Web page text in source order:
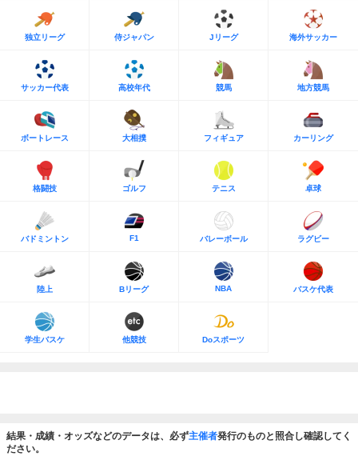
独立リーグ 侍ジャパン Jリーグ 海外サッカー
サッカー代表 高校年代 競馬 地方競馬
ボートレース 大相撲 フィギュア カーリング
格闘技 ゴルフ テニス 卓球
バドミントン F1 バレーボール ラグビー
陸上 Bリーグ NBA バスケ代表
学生バスケ 他競技 Doスポーツ
結果・成績・オッズなどのデータは、必ず主催者発行のものと照合し確認してく
ださい。